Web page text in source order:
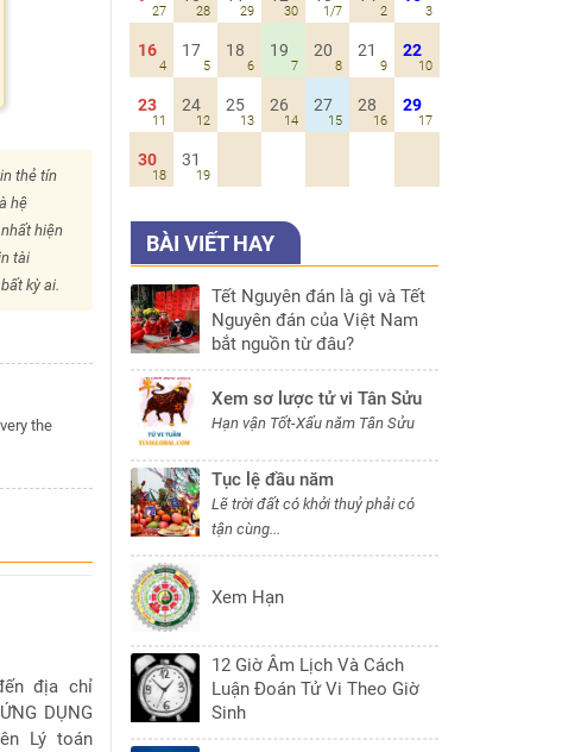
thẻ tín
hệ
hiện
tài
kỳ ai.
the
địa chỉ
DỤNG
Lý toán
27 28 29 30 1/7 2 3
16
4
17
5
18
6
19
7
20
8
21
9
22
10
23
11
24
12
25
13
26
14
27
15
28
16
29
17
30
18
31
19
BÀI VIẾT HAY
Tết Nguyên đán là gì và Tết
Nguyên đán của Việt Nam
bắt nguồn từ đâu?
Xem sơ lược tử vi Tân Sửu
Hạn vận Tốt-Xấu năm Tân Sửu
Tục lệ đầu năm
Lẽ trời đất có khởi thuỷ phải có
tận cùng...
Xem Hạn
12 Giờ Âm Lịch Và Cách
Luận Đoán Tử Vi Theo Giờ
Sinh